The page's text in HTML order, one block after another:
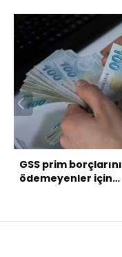
GSS prim borçlarını
ödemeyenler için